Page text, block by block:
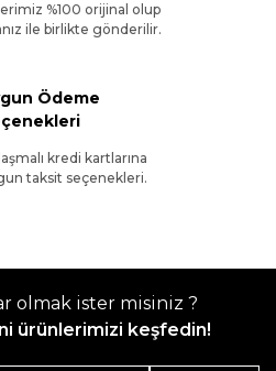
%100 orijinal olup
ile birlikte gönderilir.
Ödeme
kredi kartlarına
taksit seçenekleri.
olmak ister misiniz ?
ürünlerimizi keşfedin!